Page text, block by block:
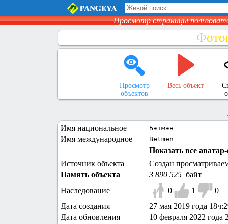
Просмотр страницы
Просмотр
объектов
Весь объект
Имя национальное
Бэтмэн
Имя международное Betmen
Показать все
Источник объекта
Создан
Память объекта
3 890 525 байт
Наследование
0 1
0
Дата создания
27 мая 2019 года
Дата обновления
10 февраля 2022 года